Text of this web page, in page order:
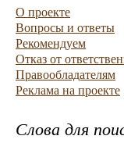
О проекте
Вопросы и ответы
Рекомендуем
Отказ от
Правообладателям
Реклама на проекте
Слова для